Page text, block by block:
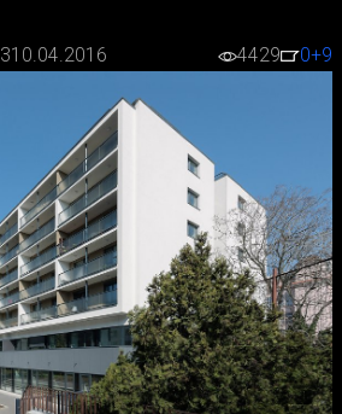
10.04.2016 4429 0+9